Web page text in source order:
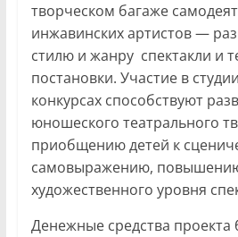
творческом багаже
инжавинских артистов —
стилю и жанру спектакли и
постановки. Участие в
конкурсах способствуют
юношеского театрального
приобщению детей к
самовыражению,
художественного уровня
Денежные средства проекта